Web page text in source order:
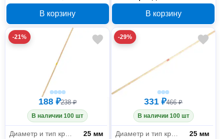
В корзину В корзину
-21%
188 ₽238 ₽
В наличии 100 шт
25 мм
-29%
331 ₽466 ₽
В наличии 100 шт
Диаметр и тип крепления для ручки/черенка
25 мм